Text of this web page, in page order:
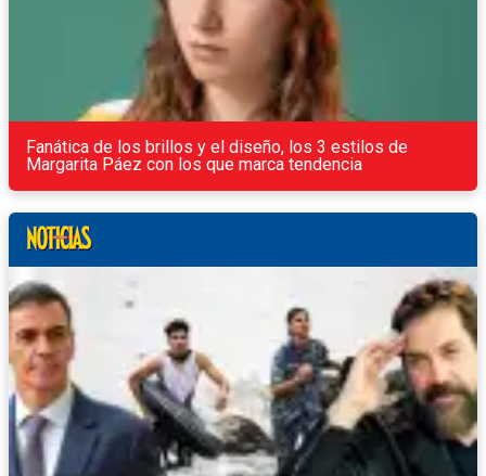
Fanática de los brillos y el diseño, los 3 estilos de
Margarita Páez con los que marca tendencia